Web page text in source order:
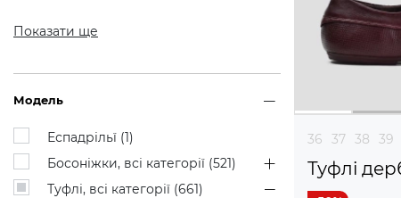
Показати ще
Модель
Еспадрільї (1)
Босоніжки, всі категорії (521)
Туфлі, всі категорії (661)
36 37 38 39
Туфлі